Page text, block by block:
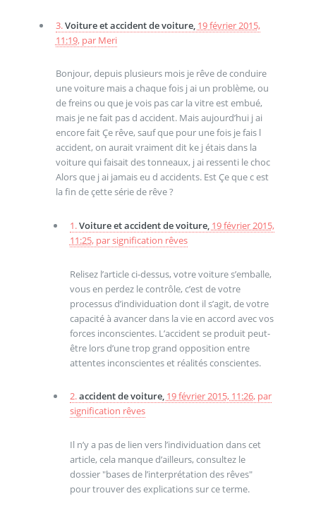
3.Voiture et accident de voiture, 19 février 2015,
11:19, par Meri
Bonjour, depuis plusieurs mois je rêve de conduire
une voiture mais a chaque fois j ai un problème, ou
de freins ou que je vois pas car la vitre est embué,
mais je ne fait pas d accident. Mais aujourd’hui j ai
encore fait Çe rêve, sauf que pour une fois je fais l
accident, on aurait vraiment dit ke j étais dans la
voiture qui faisait des tonneaux, j ai ressenti le choc
Alors que j ai jamais eu d accidents. Est Çe que c est
la fin de çette série de rêve ?
1.Voiture et accident de voiture, 19 février 2015,
11:25, parsignification rêves
Relisez l’article ci-dessus, votre voiture s’emballe,
vous en perdez le contrôle, c’est de votre
processus d’individuation dont il s’agit, de votre
capacité à avancer dans la vie en accord avec vos
forces inconscientes. L’accident se produit peut-
être lors d’une trop grand opposition entre
attentes inconscientes et réalités conscientes.
2.accident de voiture, 19 février 2015, 11:26, par
signification rêves
Il n’y a pas de lien vers l’individuation dans cet
article, cela manque d’ailleurs, consultez le
dossier "bases de l’interprétation des rêves"
pour trouver des explications sur ce terme.